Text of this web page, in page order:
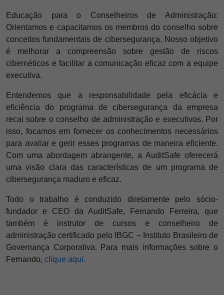
Educação para o Conselheiros de Administração:
Orientamos e capacitamos os membros do conselho sobre
conceitos fundamentais de cibersegurança. Nosso objetivo
é melhorar a compreensão sobre gestão de riscos
cibernéticos e facilitar a comunicação eficaz com a equipe
executiva.
Entendemos que a responsabilidade pela eficácia e
eficiência do programa de cibersegurança da empresa
recai sobre o conselho de administração e executivos. Por
isso, focamos em fornecer os conhecimentos necessários
para avaliar e gerir esses programas de maneira eficiente.
Com uma abordagem abrangente, a AuditSafe oferecerá
uma visão clara das características de um programa de
cibersegurança maduro e eficaz.
Todo o trabalho é conduzido diretamente pelo sócio-
fundador e CEO da AuditSafe, Fernando Ferreira, que
também é instrutor de cursos e conselheiro de
administração certificado pelo IBGC – Instituto Brasileiro de
Governança Corporativa. Para mais informações sobre o
Fernando, clique aqui.